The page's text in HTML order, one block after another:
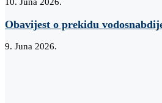
10. Juna 2026.
Obavijest o prekidu
9. Juna 2026.